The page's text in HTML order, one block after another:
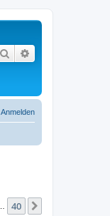
Suche
Anmelden
40